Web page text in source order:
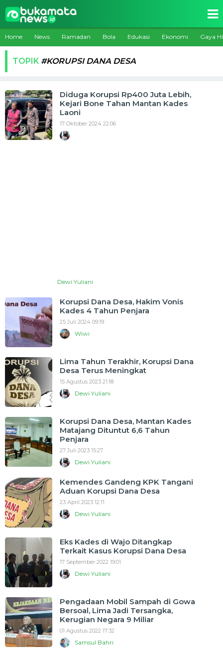
Home News Ramadan Bola Edukasi Ekonomi Gaya
TOPIK #KORUPSI DANA DESA
Diduga Korupsi Rp400 Juta Lebih,
Kejari Bone Tahan Mantan Kades
Laoni
17 Oktober 2024 22:06
Dewi Yuliani
Korupsi Dana Desa, Hakim Vonis
Kades 4 Tahun Penjara
25 Juli 2024 09:19
Wiwi
Lima Tahun Terakhir, Korupsi Dana
Desa Terus Meningkat
15 Agustus 2023 21:18
Dewi Yuliani
Korupsi Dana Desa, Mantan Kades
Matajang Dituntut 6,6 Tahun
Penjara
27 Juli 2023 15:27
Dewi Yuliani
Kemendes Gandeng KPK Tangani
Aduan Korupsi Dana Desa
23 April 2023 12:11
Dewi Yuliani
Eks Kades di Wajo Ditangkap
Terkait Kasus Korupsi Dana Desa
17 September 2022 19:01
Dewi Yuliani
Pengadaan Mobil Sampah di Gowa
Bersoal, Lima Jadi Tersangka,
Kerugian Negara 9 Miliar
01 Agustus 2022 17:32
Samsul Bahri